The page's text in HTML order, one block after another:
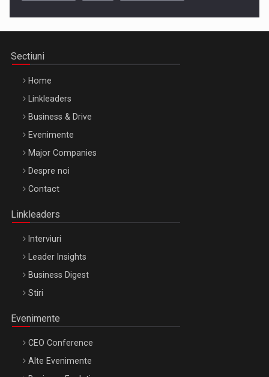
Be Inspired. Make it Happen!, ARTEMIS LETO, ORADEA, 8
Octombrie
Sectiuni
Home
Linkleaders
Business & Drive
Evenimente
Major Companies
Despre noi
Contact
Linkleaders
Interviuri
Leader Insights
Business Digest
Stiri
Evenimente
CEO Conference
Alte Evenimente